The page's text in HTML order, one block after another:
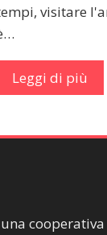
visitare
Leggi di più
cooperativa